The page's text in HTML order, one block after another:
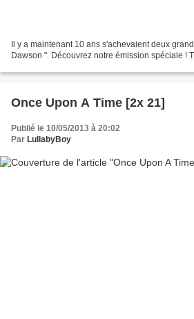
Il y a maintenant 10 ans s'achevaient deux
Dawson ". Découvrez notre émission spéciale !
Once Upon A Time [2x 21]
Publié le 10/05/2013 à 20:02
Par LullabyBoy